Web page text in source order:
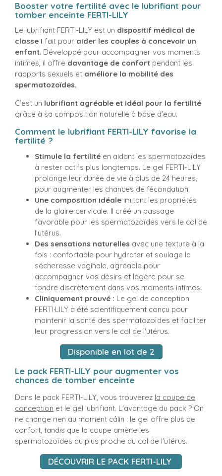
Booster votre fertilité avec le lubrifiant pour
tomber enceinte FERTI-LILY
Le lubrifiant FERTI-LILY est un dispositif médical de
classe I fait pour aider les couples à concevoir un
enfant. Développé pour accompagner vos moments
intimes, il offre davantage de confort pendant les
rapports sexuels et améliore la mobilité des
spermatozoïdes.
C’est un lubrifiant agréable et idéal pour la fertilité
grâce à sa composition naturelle à base d’eau.
Comment le lubrifiant FERTI-LILY favorise la
fertilité ?
Stimule la fertilité en aidant les spermatozoïdes
à rester actifs plus longtemps. Le gel FERTI-LILY
prolonge leur durée de vie à plus de 24 heures,
pour augmenter les chances de fécondation.
Une composition idéale imitant les propriétés
de la glaire cervicale. Il créé un passage
favorable pour les spermatozoïdes vers le col de
l'utérus.
Des sensations naturelles avec une texture à la
fois : confortable pour hydrater et soulage la
sécheresse vaginale, agréable pour
accompagner vos désirs et légère pour se
fondre discrètement dans vos moments intimes.
Cliniquement prouvé : Le gel de conception
FERTI·LILY a été scientifiquement conçu pour
maintenir la santé des spermatozoïdes et faciliter
leur progression vers le col de l'utérus.
Disponible en lot de 2
Le pack FERTI-LILY pour augmenter vos
chances de tomber enceinte
Dans le pack FERTI-LILY, vous trouverez la coupe de
conception et le gel lubrifiant. L'avantage du pack ? On
ne change rien au moment câlin : le gel offre plus de
confort, tandis que la coupe amène les
spermatozoïdes au plus proche du col de l'utérus.
DÉCOUVRIR LE PACK FERTI-LILY